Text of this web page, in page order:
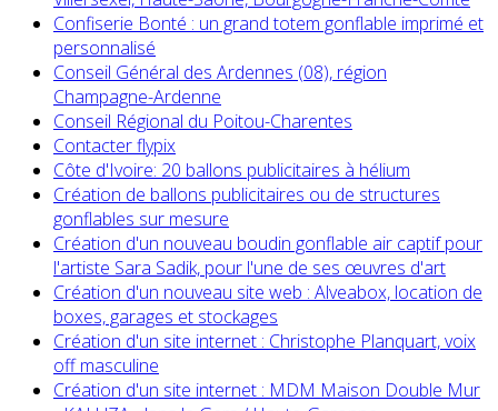
Confiserie Bonté : un grand totem gonflable imprimé et
personnalisé
Conseil Général des Ardennes (08), région
Champagne-Ardenne
Conseil Régional du Poitou-Charentes
Contacter flypix
Côte d'Ivoire: 20 ballons publicitaires à hélium
Création de ballons publicitaires ou de structures
gonflables sur mesure
Création d'un nouveau boudin gonflable air captif pour
l'artiste Sara Sadik, pour l'une de ses œuvres d'art
Création d'un nouveau site web : Alveabox, location de
boxes, garages et stockages
Création d'un site internet : Christophe Planquart, voix
off masculine
Création d'un site internet : MDM Maison Double Mur